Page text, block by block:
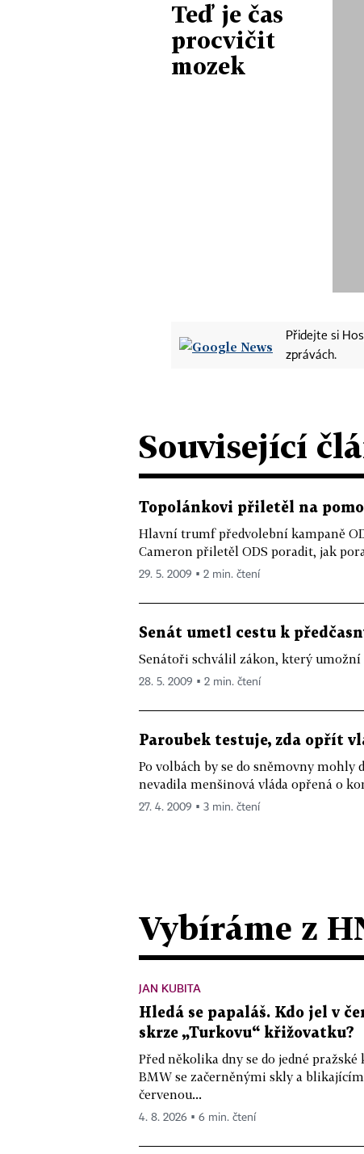
Teď je čas
procvičit
mozek
Přidejte si
zprávách.
Související
Topolánkovi přiletěl na
Hlavní trumf předvolební kampaně
Cameron přiletěl ODS poradit, jak
29. 5. 2009 ▪ 2 min. čtení
Senát umetl cestu k
Senátoři schválil zákon, který
28. 5. 2009 ▪ 2 min. čtení
Paroubek testuje, zda opřít
Po volbách by se do sněmovny mohly
nevadila menšinová vláda opřená o
27. 4. 2009 ▪ 3 min. čtení
Vybíráme z
JAN KUBITA
Hledá se papaláš. Kdo jel v
skrze „Turkovu“ křižovatku?
Před několika dny se do jedné
BMW se začerněnými skly a
červenou...
4. 8. 2026 ▪ 6 min. čtení